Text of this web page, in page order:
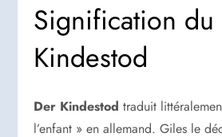
Signification
Kindestod
Der Kindestod traduit
l’enfant » en allemand. Giles le